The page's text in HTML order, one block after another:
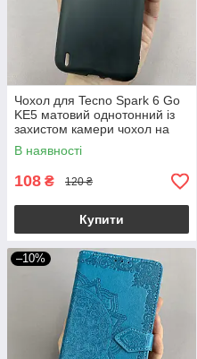
Чохол для Tecno Spark 6 Go
KE5 матовий однотонний із
захистом камери чохол на
техно спарк 6 го чорний tpb
В наявності
108 ₴ 120 ₴
Купити
–10%